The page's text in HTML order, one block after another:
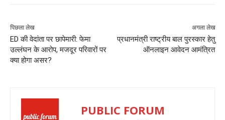
पिछला लेख
ED की वेदांता पर छापेमारी: फेमा
उल्लंघन के आरोप, मजदूर परिवारों पर
क्या होगा असर?
अगला लेख
प्रधानमंत्री राष्ट्रीय बाल पुरस्कार हेतु
ऑनलाइन आवेदन आमंत्रित
PUBLIC FORUM